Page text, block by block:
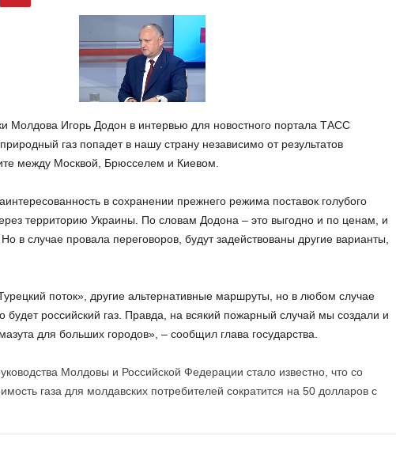
Молдова Игорь Додон в интервью для новостного портала ТАСС
газ попадет в нашу страну независимо от результатов
между Москвой, Брюсселем и Киевом.
в сохранении прежнего режима поставок голубого
территорию Украины. По словам Додона – это выгодно и по ценам, и
в случае провала переговоров, будут задействованы другие варианты,
поток», другие альтернативные маршруты, но в любом случае
будет российский газ. Правда, на всякий пожарный случай мы создали и
для больших городов», – сообщил глава государства.
Молдовы и Российской Федерации стало известно, что со
газа для молдавских потребителей сократится на 50 долларов с